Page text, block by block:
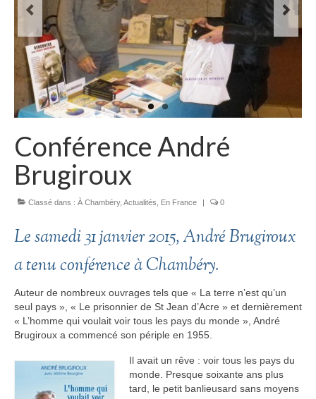
Un débordement d’actions
Actualités
Conférence André
Brugiroux
Classé dans : À Chambéry, Actualités En France | 0
Le samedi 31 janvier 2015, André Brugiroux
a tenu conférence à Chambéry.
Auteur de nombreux ouvrages tels que « La terre n’est qu’un
seul pays », « Le prisonnier de St Jean d’Acre » et dernièrement
« L’homme qui voulait voir tous les pays du monde », André
Brugiroux a commencé son périple en 1955.
Il avait un rêve : voir tous les pays du
monde. Presque soixante ans plus
tard, le petit banlieusard sans moyens